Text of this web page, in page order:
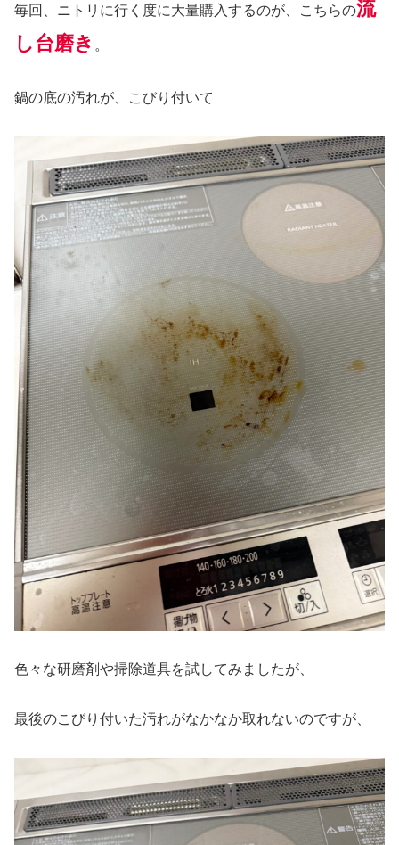
毎回、ニトリに行く度に大量購入するのが、こちらの流
し台磨き 。
鍋の底の汚れが、こびり付いて
色々な研磨剤や掃除道具を試してみましたが、
最後のこびり付いた汚れがなかなか取れないのですが、